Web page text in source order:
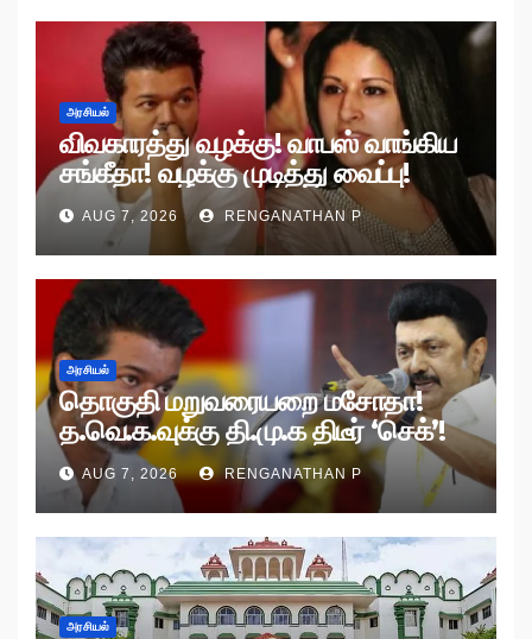
அரசியல்
விவகாரத்து வழக்கு! வாபஸ் வாங்கிய
சங்கீதா! வழக்கு முடித்து வைப்பு!
AUG 7, 2026 RENGANATHAN P
அரசியல்
தொகுதி மறுவரையறை மசோதா!
த.வெ.க.வுக்கு தி.மு.க திடீர் ‘செக்’!
AUG 7, 2026 RENGANATHAN P
அரசியல்